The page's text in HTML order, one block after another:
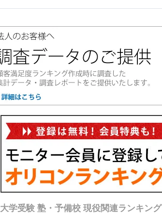
大学受験 塾・予備校 現役関連ランキング